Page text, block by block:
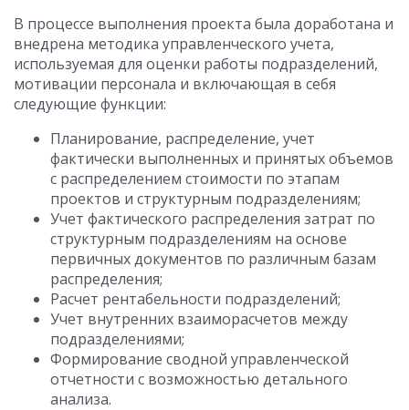
В процессе выполнения проекта была доработана и
внедрена методика управленческого учета,
используемая для оценки работы подразделений,
мотивации персонала и включающая в себя
следующие функции:
Планирование, распределение, учет
фактически выполненных и принятых объемов
с распределением стоимости по этапам
проектов и структурным подразделениям;
Учет фактического распределения затрат по
структурным подразделениям на основе
первичных документов по различным базам
распределения;
Расчет рентабельности подразделений;
Учет внутренних взаиморасчетов между
подразделениями;
Формирование сводной управленческой
отчетности с возможностью детального
анализа.